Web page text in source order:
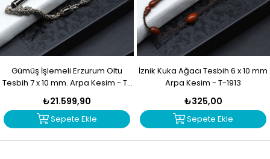
Gümüş İşlemeli Erzurum Oltu
Tesbih 7 x 10 mm. Arpa Kesim - T-
1914
₺21.599,90
Sepete Ekle
İznik Kuka Ağacı Tesbih 6 x 10 mm
Arpa Kesim - T-1913
₺325,00
Sepete Ekle